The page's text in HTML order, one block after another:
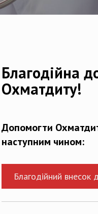
Благодійна
Охматдиту!
Допомогти
наступним чином:
Благодійний